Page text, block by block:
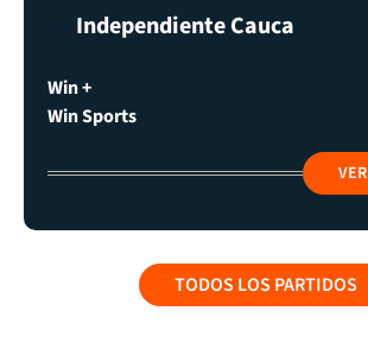
Independiente Cauca
Win +
Win Sports
TODOS LOS PARTIDOS